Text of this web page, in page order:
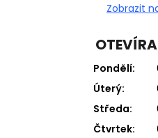
Zobrazit
Pondělí:
Úterý:
Středa:
Čtvrtek: